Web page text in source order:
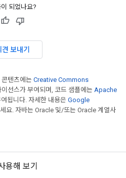
되었나요?
견 보내기
텐츠에는 Creative Commons
이선스가 부여되며, 코드 샘플에는 Apache
됩니다. 자세한 내용은 Google
요. 자바는 Oracle 및/또는 Oracle 계열사
해 보기